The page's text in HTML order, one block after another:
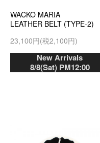
WACKO MARIA
LEATHER BELT (TYPE-2)
23,100円(税2,100円)
New Arrivals
8/8(Sat) PM12:00